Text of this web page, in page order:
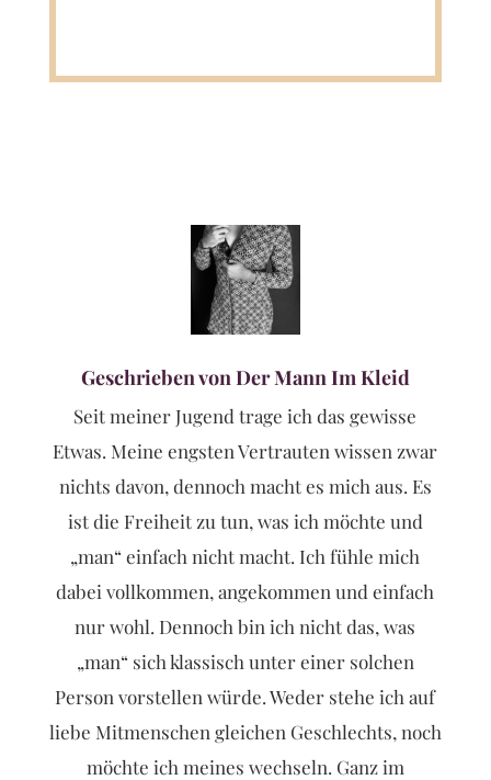
Geschrieben von Der Mann Im Kleid
Seit meiner Jugend trage ich das gewisse
Etwas. Meine engsten Vertrauten wissen zwar
nichts davon, dennoch macht es mich aus. Es
ist die Freiheit zu tun, was ich möchte und
„man“ einfach nicht macht. Ich fühle mich
dabei vollkommen, angekommen und einfach
nur wohl. Dennoch bin ich nicht das, was
„man“ sich klassisch unter einer solchen
Person vorstellen würde. Weder stehe ich auf
liebe Mitmenschen gleichen Geschlechts, noch
möchte ich meines wechseln. Ganz im